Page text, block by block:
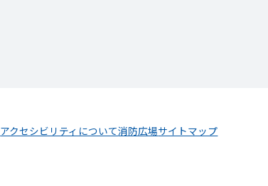
アクセシビリティについて消防広場サイトマップ